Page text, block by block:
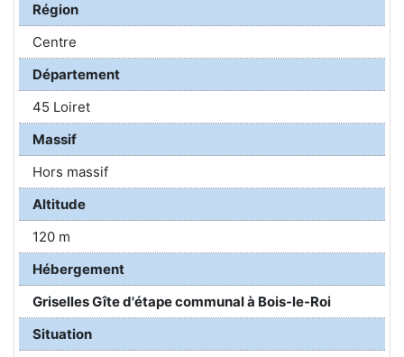
Région
Centre
Département
45 Loiret
Massif
Hors massif
Altitude
120 m
Hébergement
Griselles Gîte d'étape communal à Bois-le-Roi
Situation